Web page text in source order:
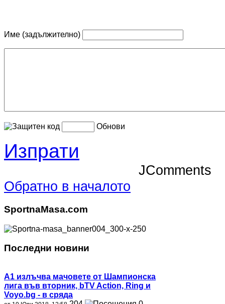
Име (задължително)
Обнови
Изпрати
JComments
Обратно в началото
SportnaMasa.com
Последни новини
А1 излъчва мачовете от Шампионска
лига във вторник, bTV Action, Ring и
Voyo.bg - в сряда